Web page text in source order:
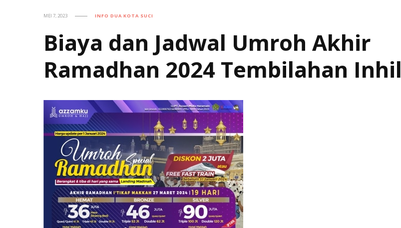
MEI 7, 2023 INFO DUA KOTA SUCI
Biaya dan Jadwal Umroh Akhir
Ramadhan 2024 Tembilahan Inhil